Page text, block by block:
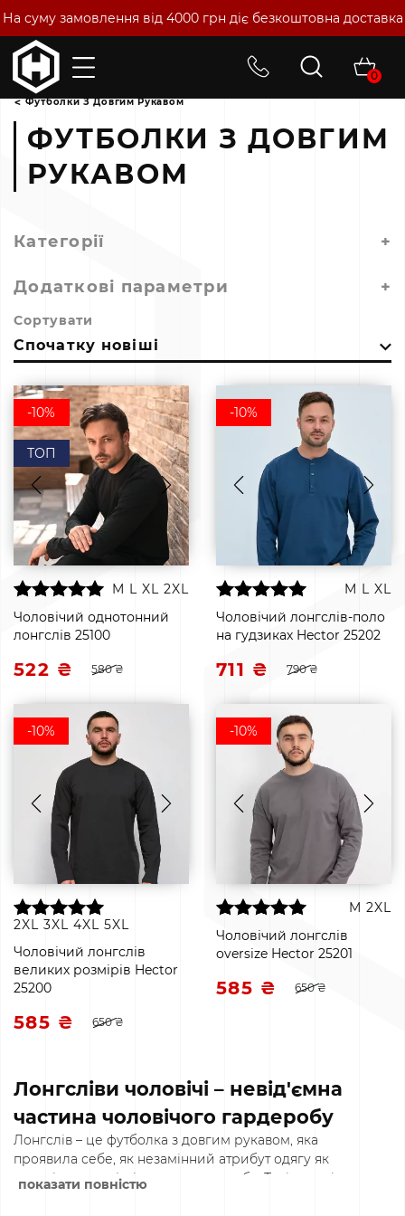
На суму замовлення від 4000 грн діє безкоштовна доставка
0
Головна Чоловічий одяг
Чоловічі футболки
Футболки З Довгим Рукавом
ФУТБОЛКИ З ДОВГИМ
РУКАВОМ
Категорії +
Додаткові параметри +
Сортувати
Спочатку новіші
-10%
ТОП
M L XL 2XL
Чоловічий однотонний
лонгслів 25100
522 ₴ 580 ₴
-10%
M L XL
Чоловічий лонгслів-поло
на гудзиках Hector 25202
711 ₴ 790 ₴
-10%
2XL 3XL 4XL 5XL
Чоловічий лонгслів
великих розмірів Hector
25200
585 ₴ 650 ₴
-10%
M 2XL
Чоловічий лонгслів
oversize Hector 25201
585 ₴ 650 ₴
Лонгсліви чоловічі – невід'ємна
частина чоловічого гардеробу
Лонгслів – це футболка з довгим рукавом, яка
проявила себе, як незамінний атрибут одягу як
чоловічого, так і жіночого гардеробу. Такі зручні,
показати повністю